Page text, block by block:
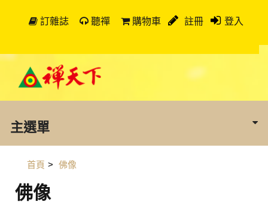
訂雜誌 聽禪 購物車 註冊 登入
主選單
首頁 > 佛像
佛像